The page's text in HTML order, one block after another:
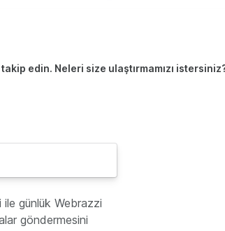
edin. Neleri size ulaştırmamızı
günlük Webrazzi
göndermesini